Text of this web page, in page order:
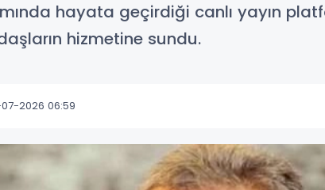
hayata geçirdiği canlı yayın
hizmetine sundu.
2026 06:59